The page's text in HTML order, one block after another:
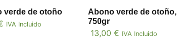
verde de otoño
IVA Incluido
Abono verde de otoño,
750gr
13,00 € IVA Incluido